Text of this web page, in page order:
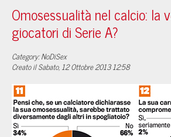
Omosessualità nel calcio: la
giocatori di Serie A?
Category: NoDiSex
Creato il Sabato, 12 Ottobre 2013 12:58